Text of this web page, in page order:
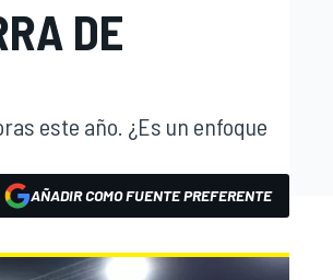
DE
este año. ¿Es un enfoque
AÑADIR COMO FUENTE PREFERENTE